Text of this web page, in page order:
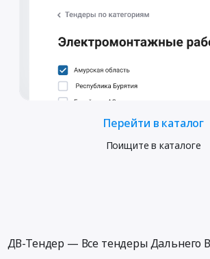
Перейти в каталог
Поищите в каталоге
ДВ-Тендер — Все тендеры Дальнего